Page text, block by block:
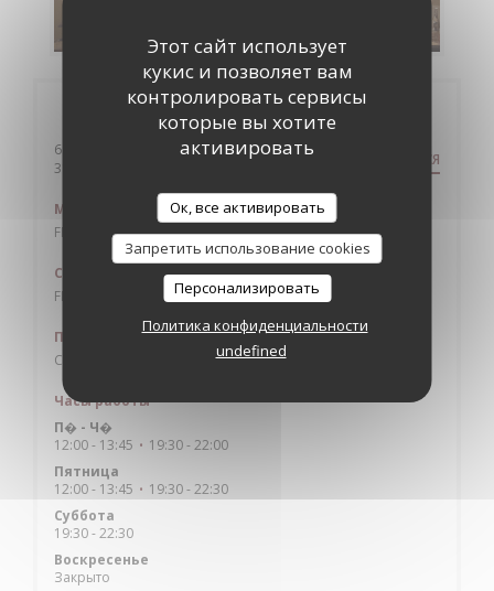
Этот сайт использует
кукис и позволяет вам
контролировать сервисы
которые вы хотите
активировать
Ок, все активировать
Запретить использование cookies
Персонализировать
Политика конфиденциальности
undefined
Общая информация
6 rue de l'etoile
31000 toulouse
КАК ДОБРАТЬСЯ
Метро
FRANCOIS VERDIER
Сеть проката велосипедов Velib'
FRANCOIS VERDIER
Парковка
CARNOT 100M
Часы работы
П� - Ч�
12:00 - 13:45 • 19:30 - 22:00
Пятница
12:00 - 13:45 • 19:30 - 22:30
Суббота
19:30 - 22:30
Воскресенье
Закрыто